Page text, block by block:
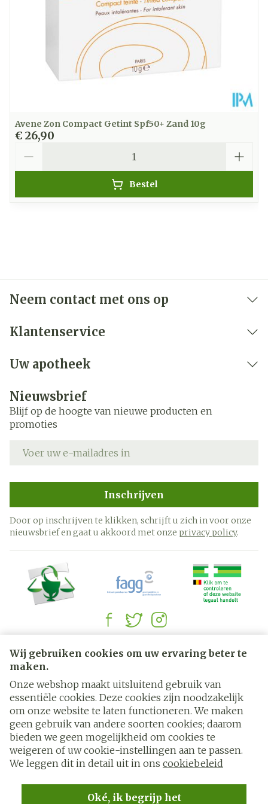
Wij gebruiken cookies om uw ervaring beter te
maken.
Onze webshop maakt uitsluitend gebruik van
essentiële cookies. Deze cookies zijn noodzakelijk
om onze website te laten functioneren. We maken
geen gebruik van andere soorten cookies; daarom
bieden we geen mogelijkheid om cookies te
weigeren of uw cookie-instellingen aan te passen.
We leggen dit in detail uit in ons cookiebeleid
Oké, ik begrijp het
Avene Zon Compact Getint Spf50+ Zand 10g
€ 26,90
Bestel
Neem contact met ons op
Klantenservice
Uw apotheek
Nieuwsbrief
Blijf op de hoogte van nieuwe producten en
promoties
Inschrijven
Door op inschrijven te klikken, schrijft u zich in voor onze
nieuwsbrief en gaat u akkoord met onze privacy policy.
Juridische links